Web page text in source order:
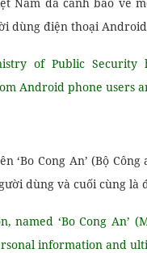
dùng điện thoại
of Public
Android phone users
‘Bo Cong An’ (Bộ
dùng và cuối cùng là
named ‘Bo Cong An’
information and